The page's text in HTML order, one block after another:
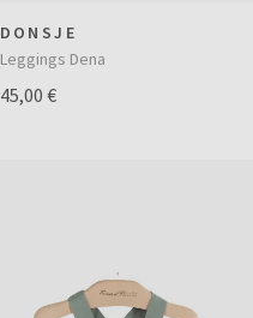
DONSJE
Leggings Dena
45,00 €